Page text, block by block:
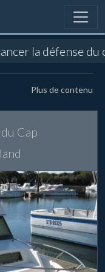
la défense
Plus de contenu
Cap